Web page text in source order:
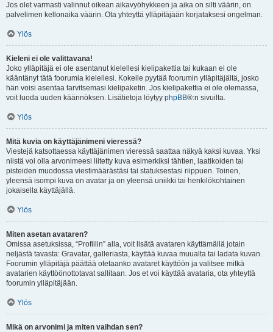
Jos olet varmasti valinnut oikean aikavyöhykkeen ja aika on silti väärin, on
palvelimen kellonaika väärin. Ota yhteyttä ylläpitäjään korjataksesi ongelman.
Ylös
Kieleni ei ole valittavana!
Joko ylläpitäjä ei ole asentanut kielellesi kielipakettia tai kukaan ei ole
kääntänyt tätä foorumia kielellesi. Kokeile pyytää foorumin ylläpitäjältä, josko
hän voisi asentaa tarvitsemasi kielipaketin. Jos kielipakettia ei ole olemassa,
voit luoda uuden käännöksen. Lisätietoja löytyy phpBB®:n sivuilta.
Ylös
Mitä kuvia on käyttäjänimeni vieressä?
Viestejä katsottaessa käyttäjänimen vieressä saattaa näkyä kaksi kuvaa. Yksi
niistä voi olla arvonimeesi liitetty kuva esimerkiksi tähtien, laatikoiden tai
pisteiden muodossa viestimäärästäsi tai statuksestasi riippuen. Toinen,
yleensä isompi kuva on avatar ja on yleensä uniikki tai henkilökohtainen
jokaisella käyttäjällä.
Ylös
Miten asetan avataren?
Omissa asetuksissa, “Profiilin” alla, voit lisätä avataren käyttämällä jotain
neljästä tavasta: Gravatar, galleriasta, käyttää kuvaa muualta tai ladata kuvan.
Foorumin ylläpitäjä päättää otetaanko avataret käyttöön ja valitsee mitkä
avatarien käyttöönottotavat sallitaan. Jos et voi käyttää avataria, ota yhteyttä
foorumin ylläpitäjään.
Ylös
Mikä on arvonimi ja miten vaihdan sen?